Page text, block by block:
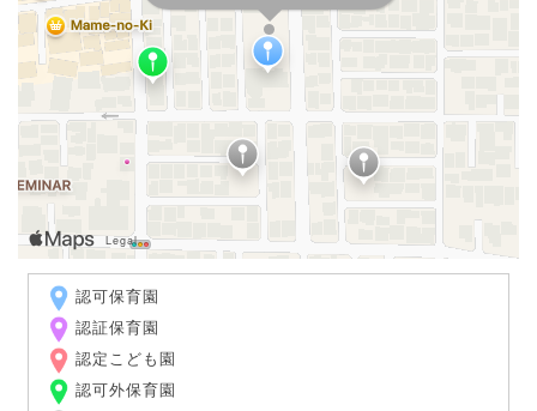
認可保育園
認証保育園
認定こども園
認可外保育園